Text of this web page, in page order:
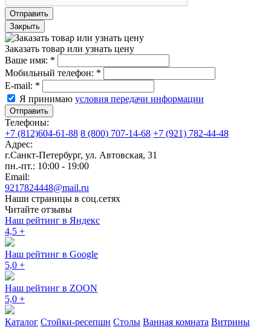
Отправить
Закрыть
Заказать товар или узнать цену
Ваше имя: *
Мобильный телефон: *
E-mail: *
Я принимаю условия передачи информации
Отправить
Телефоны:
+7 (812)604-61-88 8 (800) 707-14-68 +7 (921) 782-44-48
Адрес:
г.Санкт-Петербург, ул. Автовская, 31
пн.-пт.: 10:00 - 19:00
Email:
9217824448@mail.ru
Наши страницы в соц.сетях
Читайте отзывы
Наш рейтинг в Яндекс
4,5 +
Наш рейтинг в Google
5,0 +
Наш рейтинг в ZOON
5,0 +
Каталог Стойки-ресепшн Столы Ванная комната Витрины